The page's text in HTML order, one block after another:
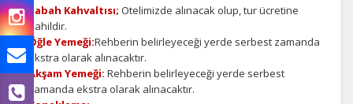
Sabah Kahvaltısı; Otelimizde alınacak olup, tur ücretine
dahildir.
Öğle Yemeği:Rehberin belirleyeceği yerde serbest zamanda
ekstra olarak alınacaktır.
Akşam Yemeği: Rehberin belirleyeceği yerde serbest
zamanda ekstra olarak alınacaktır.